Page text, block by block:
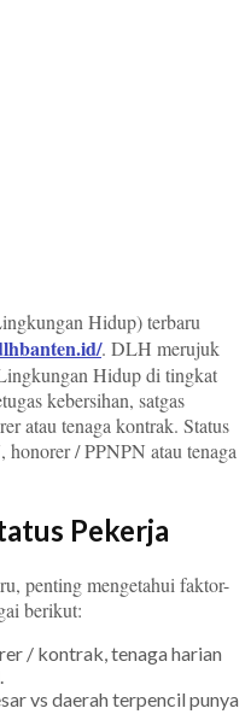
Hidup) terbaru
. DLH merujuk
Hidup di tingkat
kebersihan, satgas
atau tenaga kontrak. Status
/ PPNPN atau tenaga
Pekerja
penting mengetahui faktor-
berikut:
/ kontrak, tenaga harian
vs daerah terpencil punya